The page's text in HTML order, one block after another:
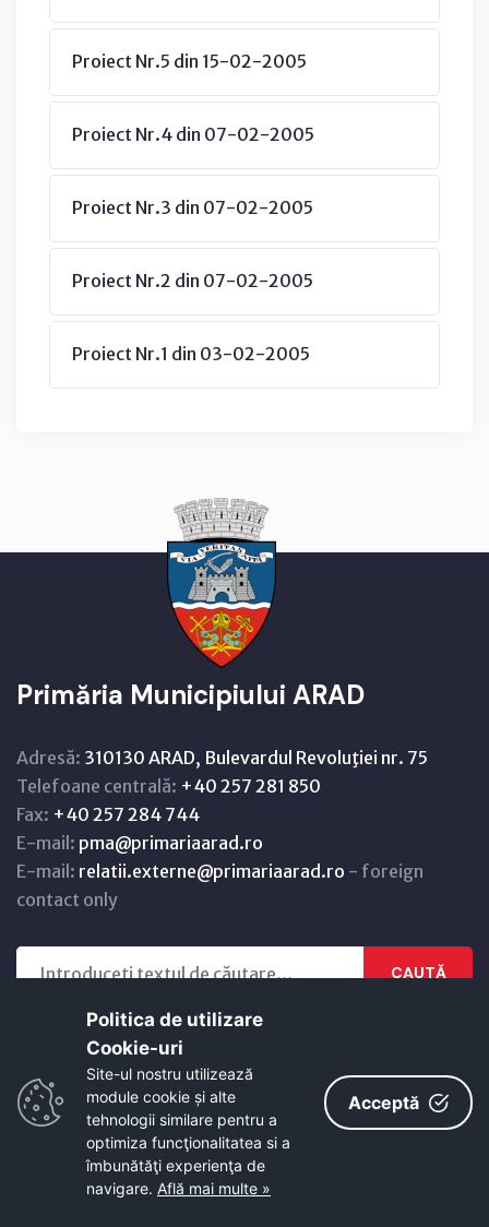
Proiect Nr.5 din 15-02-2005
Proiect Nr.4 din 07-02-2005
Proiect Nr.3 din 07-02-2005
Proiect Nr.2 din 07-02-2005
Proiect Nr.1 din 03-02-2005
Primăria Municipiului ARAD
Adresă: 310130 ARAD, Bulevardul Revoluţiei nr. 75
Telefoane centrală: +40 257 281 850
Fax: +40 257 284 744
E-mail: pma@primariaarad.ro
E-mail: relatii.externe@primariaarad.ro - foreign
contact only
CAUTĂ
Informații utile
Comunicate de presă
Politica de utilizare
Cookie-uri‎
Site-ul nostru utilizează
module cookie și alte
tehnologii similare pentru a
optimiza funcţionalitatea si a
îmbunătăţi experienţa de
navigare. Află mai multe »
Acceptă